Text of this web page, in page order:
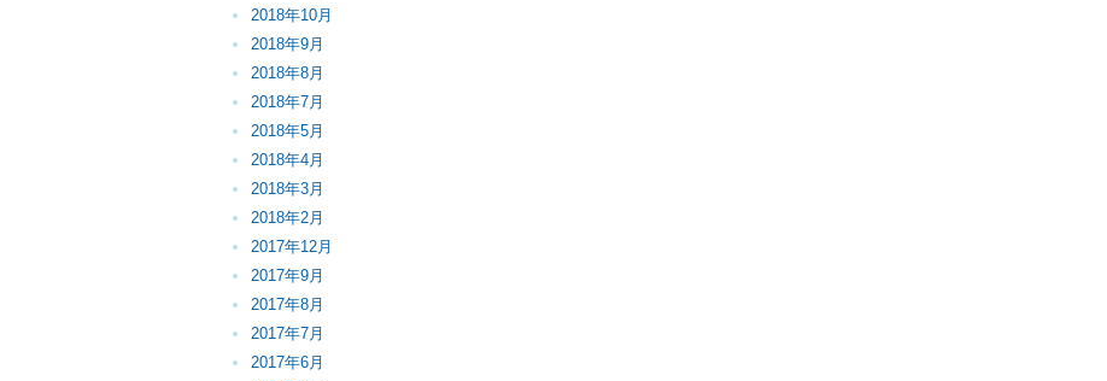
2018年10月
2018年9月
2018年8月
2018年7月
2018年5月
2018年4月
2018年3月
2018年2月
2017年12月
2017年9月
2017年8月
2017年7月
2017年6月